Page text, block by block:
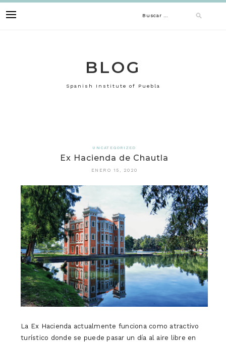
to
Buscar:
BLOG
Spanish Institute of Puebla
UNCATEGORIZED
Ex Hacienda de Chautla
ENERO 15, 2020
La Ex Hacienda actualmente funciona como atractivo
turístico donde se puede pasar un día al aire libre en